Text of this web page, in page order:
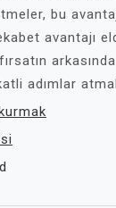
bu
avantajı
adımlar